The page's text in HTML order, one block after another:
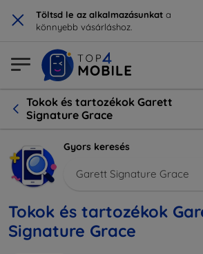
× Töltsd le az alkalmazásunkat a
könnyebb vásárláshoz.
Tokok és tartozékok Garett
Signature Grace
Gyors keresés
Garett Signature Grace
Tokok és tartozékok
Signature Grace